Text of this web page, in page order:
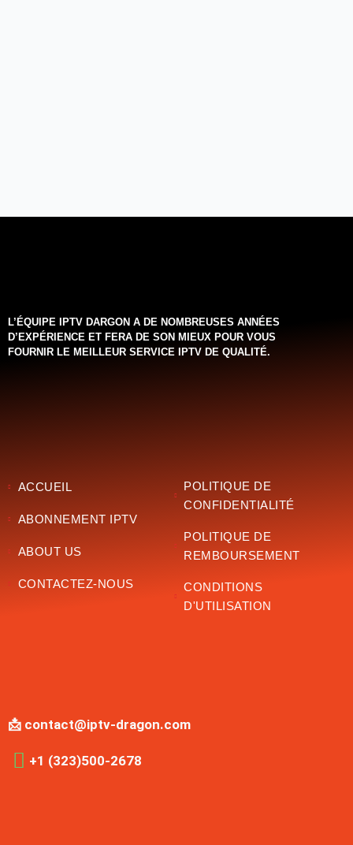
L’ÉQUIPE IPTV DARGON A DE NOMBREUSES ANNÉES
D’EXPÉRIENCE ET FERA DE SON MIEUX POUR VOUS
FOURNIR LE MEILLEUR SERVICE IPTV DE QUALITÉ.‌‌‌‌‌
ACCUEIL
ABONNEMENT IPTV
ABOUT US
CONTACTEZ-NOUS
POLITIQUE DE
CONFIDENTIALITÉ
POLITIQUE DE
REMBOURSEMENT
CONDITIONS
D'UTILISATION
📩 contact@iptv-dragon.com
+1 (323)500-2678